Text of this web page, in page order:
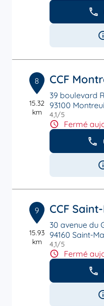
8
15.32
km
CCF
39 boulevard
93100
4,1/5
Fermé
9
15.93
km
CCF
30 avenue du
94160 Saint-
4,1/5
Fermé